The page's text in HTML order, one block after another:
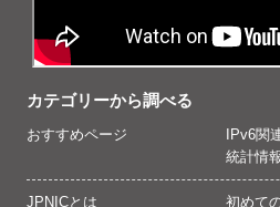
カテゴリーから調べる
おすすめページ IPv6関
統計情
JPNICとは 初めて